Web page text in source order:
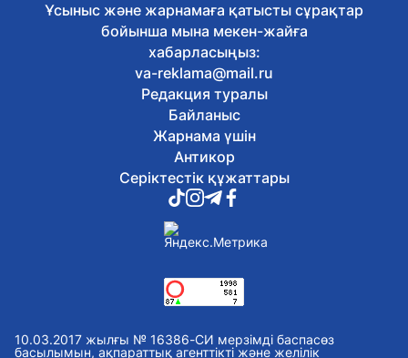
шаралар өтеді
Бүгін, 08:58
Қазақстан Орталық Азиядағы
қоныстануға ең қолайлы ел атанды
Бүгін, 08:49
Қайтарылған активтер: Үкімет СҚО
ауылдарын сумен қамтуға 2,7 млрд
теңге бөлді
Бүгін, 08:34
Астанадағы айырбастау пунктеріндегі
бүгінгі валюта бағамы
Бүгін, 07:01
Ауа райы: Бүгін Астанада жаңбыр
5 тамыз, 2026
Елімізде колледждердің оқу-өндірістік
қызметін дамыту мүмкіндіктері
5 тамыз, 2026
Ұсыныс және жарнамаға қатысты сұрақтар
бойынша мына мекен-жайға
хабарласыңыз:
va-reklama@mail.ru
Редакция туралы
Байланыс
Жарнама үшін
Антикор
Серіктестік құжаттары
10.03.2017 жылғы № 16386-СИ мерзімді баспасөз
басылымын, ақпараттық агенттікті және желілік